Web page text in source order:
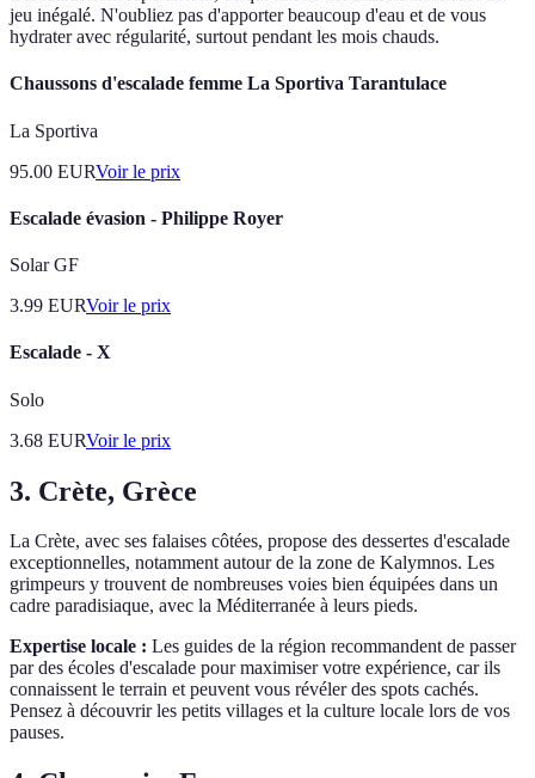
jeu inégalé. N'oubliez pas d'apporter beaucoup d'eau et de vous
hydrater avec régularité, surtout pendant les mois chauds.
Chaussons d'escalade femme La Sportiva Tarantulace
La Sportiva
95.00 EURVoir le prix
Escalade évasion - Philippe Royer
Solar GF
3.99 EURVoir le prix
Escalade - X
Solo
3.68 EURVoir le prix
3. Crète, Grèce
La Crète, avec ses falaises côtées, propose des dessertes d'escalade
exceptionnelles, notamment autour de la zone de Kalymnos. Les
grimpeurs y trouvent de nombreuses voies bien équipées dans un
cadre paradisiaque, avec la Méditerranée à leurs pieds.
Expertise locale : Les guides de la région recommandent de passer
par des écoles d'escalade pour maximiser votre expérience, car ils
connaissent le terrain et peuvent vous révéler des spots cachés.
Pensez à découvrir les petits villages et la culture locale lors de vos
pauses.